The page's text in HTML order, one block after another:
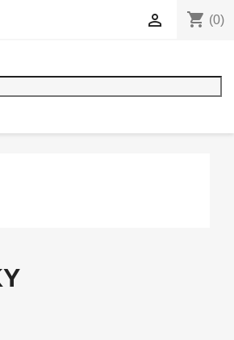
shopping_cart (0)
